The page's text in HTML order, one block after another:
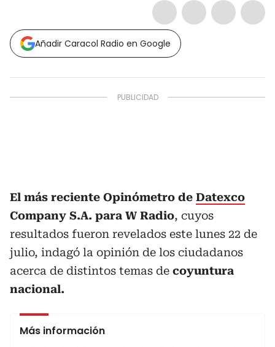
Añadir Caracol Radio en Google
El más reciente Opinómetro de Datexco
Company S.A. para W Radio, cuyos
resultados fueron revelados este lunes 22 de
julio, indagó la opinión de los ciudadanos
acerca de distintos temas de coyuntura
nacional.
Más información